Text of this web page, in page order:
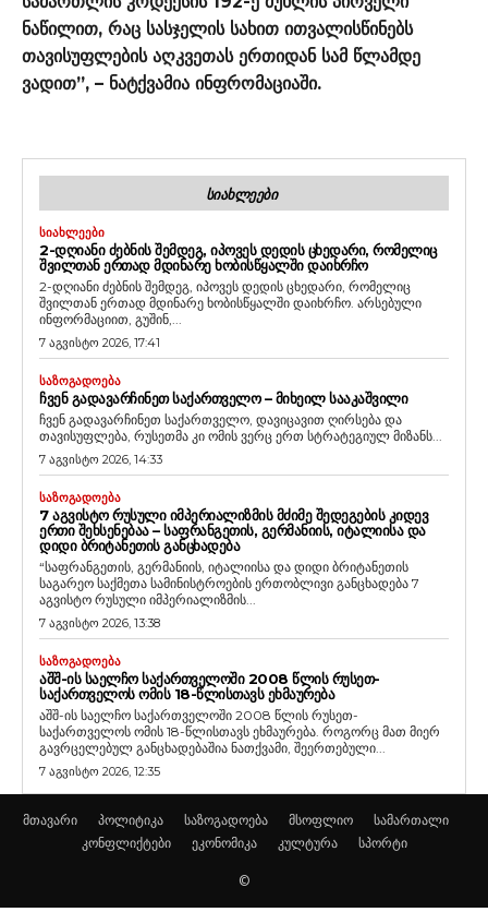
ნაწილით, რაც სასჯელის სახით ითვალისწინებს
თავისუფლების აღკვეთას ერთიდან სამ წლამდე
ვადით”, – ნატქვამია ინფრომაციაში.
ᲡᲘᲐᲮᲚᲔᲔᲑᲘ
ᲡᲘᲐᲮᲚᲔᲔᲑᲘ
2-ᲓᲦᲘᲐᲜᲘ ᲫᲔᲑᲜᲘᲡ ᲨᲔᲛᲓᲔᲒ, ᲘᲞᲝᲕᲔᲡ ᲓᲔᲓᲘᲡ ᲪᲮᲔᲓᲐᲠᲘ, ᲠᲝᲛᲔᲚᲘᲪ
ᲨᲕᲘᲚᲗᲐᲜ ᲔᲠᲗᲐᲓ ᲛᲓᲘᲜᲐᲠᲔ ᲮᲝᲑᲘᲡᲬᲧᲐᲚᲨᲘ ᲓᲐᲘᲮᲠᲩᲝ
2-დღიანი ძებნის შემდეგ, იპოვეს დედის ცხედარი, რომელიც
შვილთან ერთად მდინარე ხობისწყალში დაიხრჩო. არსებული
ინფორმაციით, გუშინ,...
7 აგვისტო 2026, 17:41
ᲡᲐᲖᲝᲒᲐᲓᲝᲔᲑᲐ
ᲩᲕᲔᲜ ᲒᲐᲓᲐᲕᲐᲠᲩᲘᲜᲔᲗ ᲡᲐᲥᲐᲠᲗᲕᲔᲚᲝ – ᲛᲘᲮᲔᲘᲚ ᲡᲐᲐᲙᲐᲨᲕᲘᲚᲘ
ჩვენ გადავარჩინეთ საქართველო, დავიცავით ღირსება და
თავისუფლება, რუსეთმა კი ომის ვერც ერთ სტრატეგიულ მიზანს...
7 აგვისტო 2026, 14:33
ᲡᲐᲖᲝᲒᲐᲓᲝᲔᲑᲐ
7 ᲐᲒᲕᲘᲡᲢᲝ ᲠᲣᲡᲣᲚᲘ ᲘᲛᲞᲔᲠᲘᲐᲚᲘᲖᲛᲘᲡ ᲛᲫᲘᲛᲔ ᲨᲔᲓᲔᲒᲔᲑᲘᲡ ᲙᲘᲓᲔᲕ
ᲔᲠᲗᲘ ᲨᲔᲮᲡᲔᲜᲔᲑᲐᲐ – ᲡᲐᲤᲠᲐᲜᲒᲔᲗᲘᲡ, ᲒᲔᲠᲛᲐᲜᲘᲘᲡ, ᲘᲢᲐᲚᲘᲘᲡᲐ ᲓᲐ
ᲓᲘᲓᲘ ᲑᲠᲘᲢᲐᲜᲔᲗᲘᲡ ᲒᲐᲜᲪᲮᲐᲓᲔᲑᲐ
“საფრანგეთის, გერმანიის, იტალიისა და დიდი ბრიტანეთის
საგარეო საქმეთა სამინისტროების ერთობლივი განცხადება 7
აგვისტო რუსული იმპერიალიზმის...
7 აგვისტო 2026, 13:38
ᲡᲐᲖᲝᲒᲐᲓᲝᲔᲑᲐ
ᲐᲨᲨ-ᲘᲡ ᲡᲐᲔᲚᲩᲝ ᲡᲐᲥᲐᲠᲗᲕᲔᲚᲝᲨᲘ 2008 ᲬᲚᲘᲡ ᲠᲣᲡᲔᲗ-
ᲡᲐᲥᲐᲠᲗᲕᲔᲚᲝᲡ ᲝᲛᲘᲡ 18-ᲬᲚᲘᲡᲗᲐᲕᲡ ᲔᲮᲛᲐᲣᲠᲔᲑᲐ
აშშ-ის საელჩო საქართველოში 2008 წლის რუსეთ-
საქართველოს ომის 18-წლისთავს ეხმაურება. როგორც მათ მიერ
გავრცელებულ განცხადებაშია ნათქვამი, შეერთებული...
7 აგვისტო 2026, 12:35
მთავარი პოლიტიკა საზოგადოება მსოფლიო
სამართალი
კონფლიქტები
ეკონომიკა კულტურა სპორტი
©